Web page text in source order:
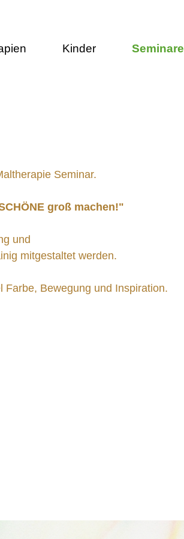
Kinder Seminare
Seminar.
groß machen!"
und
mitgestaltet werden.
Farbe, Bewegung und Inspiration.